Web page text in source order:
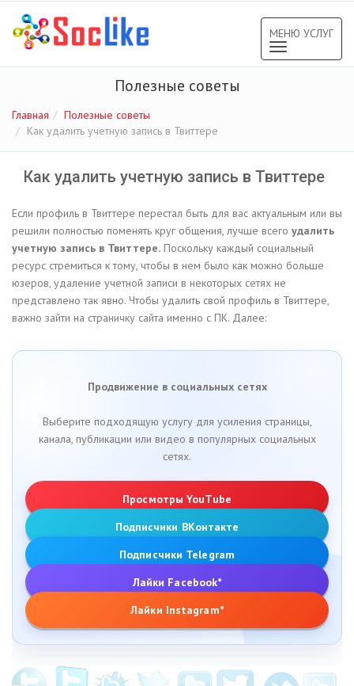
МЕНЮ УСЛУГ
navigation
Полезные советы
Главная
Полезные советы
Как удалить учетную запись в Твиттере
Как удалить учетную запись в Твиттере
Если профиль в Твиттере перестал быть для вас актуальным или вы
решили полностью поменять круг общения, лучше всего удалить
учетную запись в Твиттере. Поскольку каждый социальный
ресурс стремиться к тому, чтобы в нем было как можно больше
юзеров, удаление учетной записи в некоторых сетях не
представлено так явно. Чтобы удалить свой профиль в Твиттере,
важно зайти на страничку сайта именно с ПК. Далее:
Продвижение в социальных сетях
Выберите подходящую услугу для усиления страницы,
канала, публикации или видео в популярных социальных
сетях.
Просмотры YouTube
Подписчики ВКонтакте
Подписчики Telegram
Лайки Facebook*
Лайки Instagram*